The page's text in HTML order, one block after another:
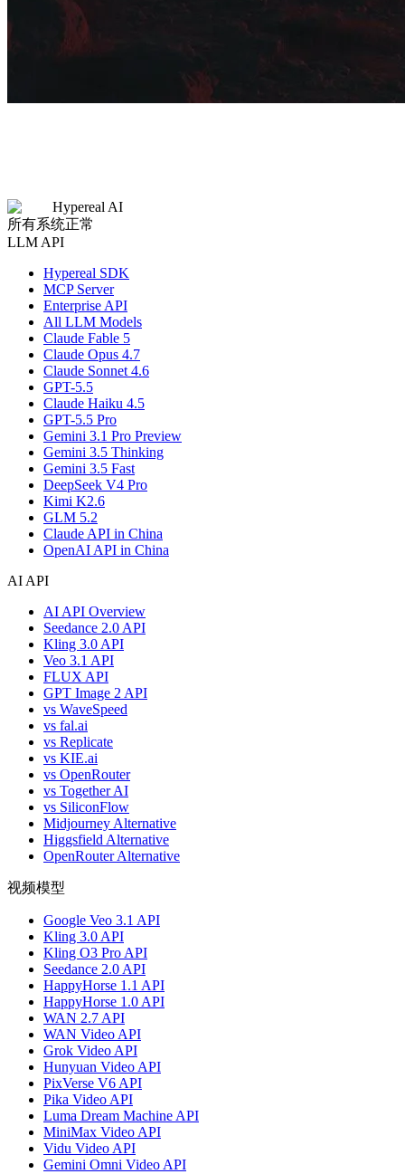
Hypereal AI
所有系统正常
LLM API
Hypereal SDK
MCP Server
Enterprise API
All LLM Models
Claude Fable 5
Claude Opus 4.7
Claude Sonnet 4.6
GPT-5.5
Claude Haiku 4.5
GPT-5.5 Pro
Gemini 3.1 Pro Preview
Gemini 3.5 Thinking
Gemini 3.5 Fast
DeepSeek V4 Pro
Kimi K2.6
GLM 5.2
Claude API in China
OpenAI API in China
AI API
AI API Overview
Seedance 2.0 API
Kling 3.0 API
Veo 3.1 API
FLUX API
GPT Image 2 API
vs WaveSpeed
vs fal.ai
vs Replicate
vs KIE.ai
vs OpenRouter
vs Together AI
vs SiliconFlow
Midjourney Alternative
Higgsfield Alternative
OpenRouter Alternative
视频模型
Google Veo 3.1 API
Kling 3.0 API
Kling O3 Pro API
Seedance 2.0 API
HappyHorse 1.1 API
HappyHorse 1.0 API
WAN 2.7 API
WAN Video API
Grok Video API
Hunyuan Video API
PixVerse V6 API
Pika Video API
Luma Dream Machine API
MiniMax Video API
Vidu Video API
Gemini Omni Video API